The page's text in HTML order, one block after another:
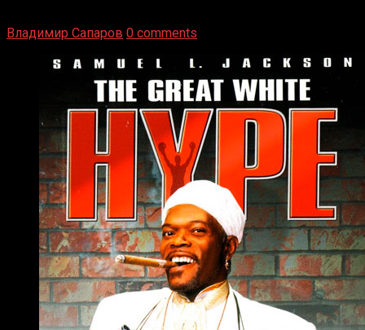
Владимир Сапаров 0 comments